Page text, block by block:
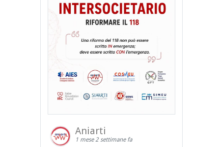
Aniarti
1 mese 2 settimane fa